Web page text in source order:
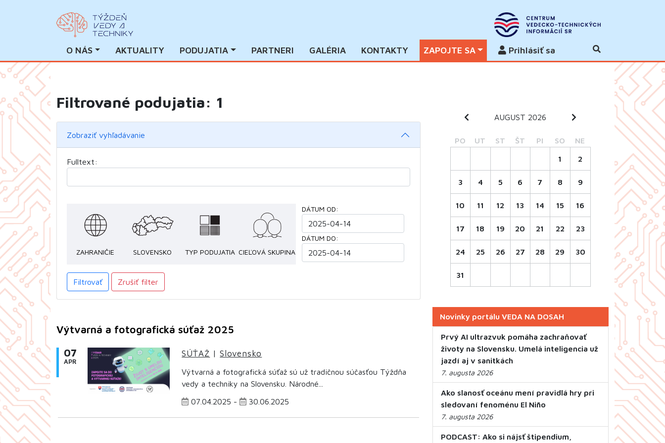
O NÁS AKTUALITY PODUJATIA PARTNERI GALÉRIA KONTAKTY ZAPOJTE SA Prihlásiť sa
Filtrované podujatia: 1
Zobraziť vyhľadávanie
Fulltext:
ZAHRANIČIE SLOVENSKO TYP PODUJATIA CIEĽOVÁ SKUPINA
DÁTUM OD:
DÁTUM DO:
Filtrovať Zrušiť filter
Výtvarná a fotografická súťaž 2025
07
APR
SÚŤAŽ |Slovensko
Výtvarná a fotografická súťaž sú už tradičnou súčasťou Týždňa
vedy a techniky na Slovensku. Národné...
07.04.2025 -
30.06.2025
AUGUST 2026
PO UT ST ŠT PI SO NE
1 2
3 4 5 6 7 8 9
10 11 12 13 14 15 16
17 18 19 20 21 22 23
24 25 26 27 28 29 30
31
Novinky portálu VEDA NA DOSAH
Prvý AI ultrazvuk pomáha zachraňovať
životy na Slovensku. Umelá inteligencia už
jazdí aj v sanitkách
7. augusta 2026
Ako slanosť oceánu mení pravidlá hry pri
sledovaní fenoménu El Niño
7. augusta 2026
PODCAST: Ako si nájsť štipendium,